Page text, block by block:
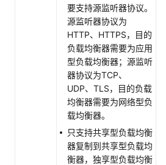
要支持源监听器协议。
源监听器协议为
HTTP、HTTPS，目的
负载均衡器需要为应用
型负载均衡器；源监听
器协议为TCP、
UDP、TLS，目的负载
均衡器需要为网络型负
载均衡器。
只支持共享型负载均衡
器复制到共享型负载均
衡器，独享型负载均衡